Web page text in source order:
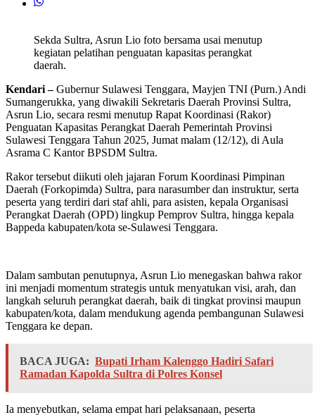
Sekda Sultra, Asrun Lio foto bersama usai menutup
kegiatan pelatihan penguatan kapasitas perangkat
daerah.
Kendari –Gubernur Sulawesi Tenggara, Mayjen TNI (Purn.) Andi
Sumangerukka, yang diwakili Sekretaris Daerah Provinsi Sultra,
Asrun Lio, secara resmi menutup Rapat Koordinasi (Rakor)
Penguatan Kapasitas Perangkat Daerah Pemerintah Provinsi
Sulawesi Tenggara Tahun 2025, Jumat malam (12/12), di Aula
Asrama C Kantor BPSDM Sultra.
Rakor tersebut diikuti oleh jajaran Forum Koordinasi Pimpinan
Daerah (Forkopimda) Sultra, para narasumber dan instruktur, serta
peserta yang terdiri dari staf ahli, para asisten, kepala Organisasi
Perangkat Daerah (OPD) lingkup Pemprov Sultra, hingga kepala
Bappeda kabupaten/kota se-Sulawesi Tenggara.
Dalam sambutan penutupnya, Asrun Lio menegaskan bahwa rakor
ini menjadi momentum strategis untuk menyatukan visi, arah, dan
langkah seluruh perangkat daerah, baik di tingkat provinsi maupun
kabupaten/kota, dalam mendukung agenda pembangunan Sulawesi
Tenggara ke depan.
BACA JUGA: Bupati Irham Kalenggo Hadiri Safari
Ramadan Kapolda Sultra di Polres Konsel
Ia menyebutkan, selama empat hari pelaksanaan, peserta